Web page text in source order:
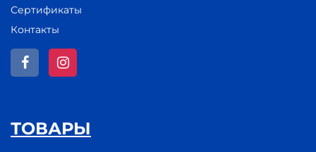
Сертификаты
Контакты
ТОВАРЫ